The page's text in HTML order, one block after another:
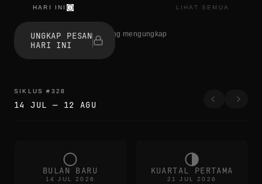
HARI INI LIHAT SEMUA
s
e
s
i
k
UNGKAP PESAN
HARI INI
1 orang mengungkap
SIKLUS # 328
14 JUL — 12 AGU
BULAN BARU
14 JUL 2026
KUARTAL PERTAMA
21 JUL 2026